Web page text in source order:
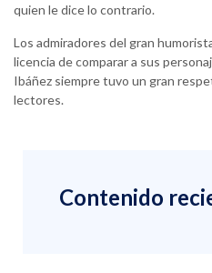
quien le dice lo contrario.
Los admiradores del gran
licencia de comparar a sus
Ibáñez siempre tuvo un gran
lectores.
Contenido